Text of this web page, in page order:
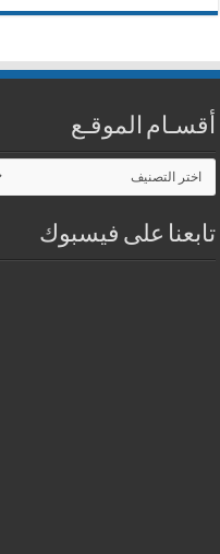
أقسـام الموقـع
أقسـام
الموقـع
تابعنا على فيسبوك